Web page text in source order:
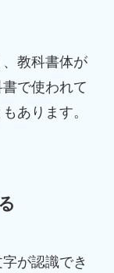
教科書体が
で使われて
あります。
が認識でき